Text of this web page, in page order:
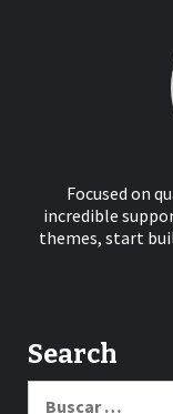
Focused on
incredible
themes, start
Search